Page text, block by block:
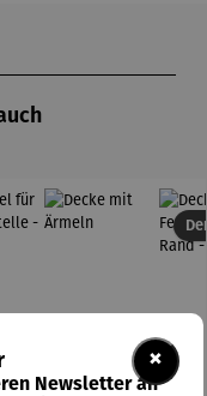
×
Newsletter an